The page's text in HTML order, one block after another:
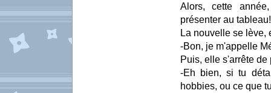
Alors, cette
présenter au tableau!
La nouvelle se lève,
-Bon, je m'appelle
Puis, elle s'arrête de
-Eh bien, si tu
hobbies, ou ce que